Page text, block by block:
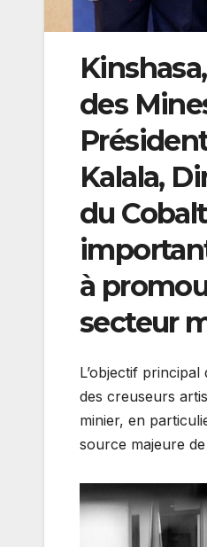
des
Kalala,
du
à
secteur
L’objectif
des creuseurs
minier, en
source majeure